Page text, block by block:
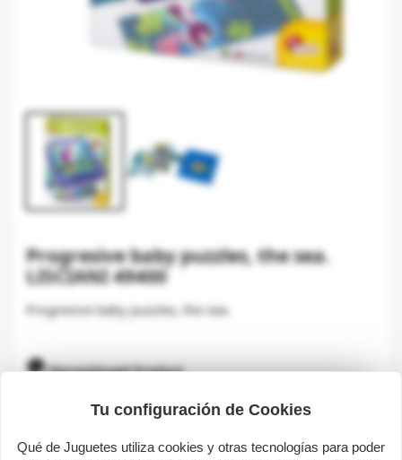
Progresive baby puzzles, the sea.
LISCIANI 49400
Progresive baby puzzles, the sea.
Discontinued Product
This product has been discontinued and is unlikely to be
available again. Please view similar products.
Tu configuración de Cookies
Qué de Juguetes utiliza cookies y otras tecnologías para poder